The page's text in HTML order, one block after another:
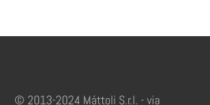
© 2013-2024 Máttoli S.r.l. - via